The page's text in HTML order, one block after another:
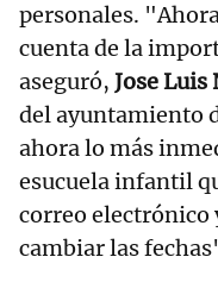
personales.
cuenta de la
aseguró, Jose Luis
del ayuntamiento
ahora lo más
esucuela infantil
correo electrónico
cambiar las